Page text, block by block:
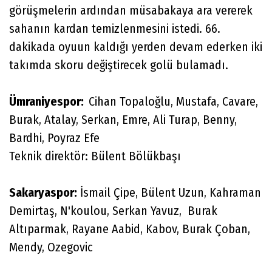
görüşmelerin ardından müsabakaya ara vererek
sahanın kardan temizlenmesini istedi. 66.
dakikada oyuun kaldığı yerden devam ederken iki
takımda skoru değiştirecek golü bulamadı.
Ümraniyespor: Cihan Topaloğlu, Mustafa, Cavare,
Burak, Atalay, Serkan, Emre, Ali Turap, Benny,
Bardhi, Poyraz Efe
Teknik direktör: Bülent Bölükbaşı
Sakaryaspor: İsmail Çipe, Bülent Uzun, Kahraman
Demirtaş, N'koulou, Serkan Yavuz, Burak
Altıparmak, Rayane Aabid, Kabov, Burak Çoban,
Mendy, Ozegovic